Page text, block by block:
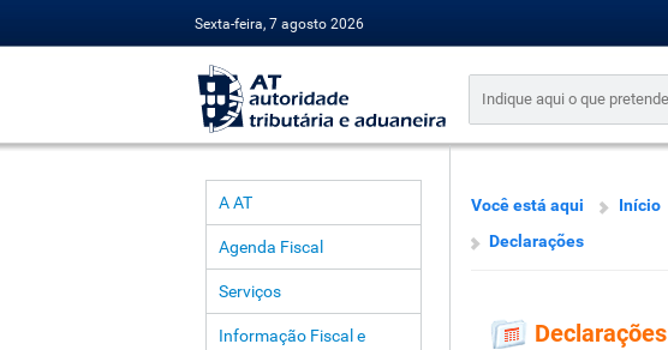
Sexta-feira, 7 agosto 2026
A AT
Agenda Fiscal
Serviços
Informação Fiscal e
Você está aqui Início
Declarações
Declarações